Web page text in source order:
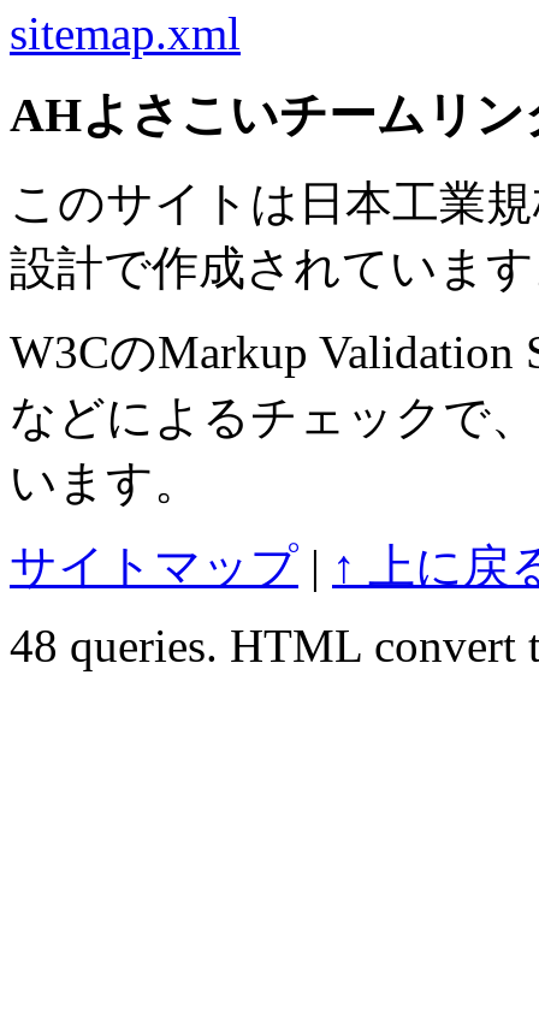
sitemap.xml
AHよさこいチームリ
このサイトは日本工業
設計で作成されていま
W3CのMarkup Validation
などによるチェックで
います。
サイトマップ | ↑ 上に戻
48 queries. HTML convert